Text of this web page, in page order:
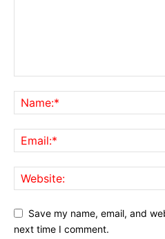
Save my name, email, and
next time I comment.